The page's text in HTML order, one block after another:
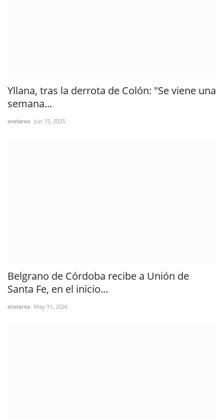
Yllana, tras la derrota de Colón: "Se viene una
semana...
enelarea Jun 15, 2025
Belgrano de Córdoba recibe a Unión de
Santa Fe, en el inicio...
enelarea May 11, 2026